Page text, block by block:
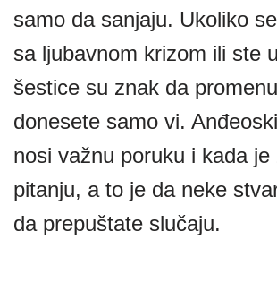
samo da sanjaju. Ukoliko
sa ljubavnom krizom ili ste
šestice su znak da
donesete samo vi.
nosi važnu poruku i kada je
pitanju, a to je da neke
da prepuštate slučaju.